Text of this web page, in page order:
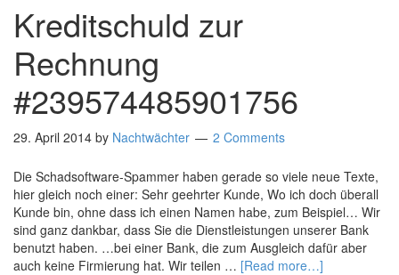
Kreditschuld zur
Rechnung
#239574485901756
29. April 2014 by Nachtwächter 2 Comments
Die Schadsoftware-Spammer haben gerade so viele neue Texte,
hier gleich noch einer: Sehr geehrter Kunde, Wo ich doch überall
Kunde bin, ohne dass ich einen Namen habe, zum Beispiel… Wir
sind ganz dankbar, dass Sie die Dienstleistungen unserer Bank
benutzt haben. …bei einer Bank, die zum Ausgleich dafür aber
auch keine Firmierung hat. Wir teilen … [Read more…]